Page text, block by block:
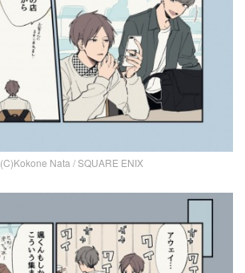
(C)Kokone Nata / SQUARE ENIX